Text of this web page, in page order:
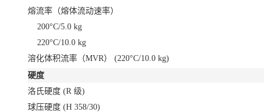
熔流率（熔体流动速率）
200°C/5.0 kg
220°C/10.0 kg
溶化体积流率（MVR） (220°C/10.0 kg)
硬度
洛氏硬度 (R 级)
球压硬度 (H 358/30)